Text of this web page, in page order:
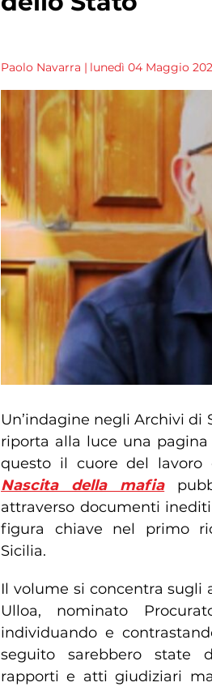
Paolo Navarra | lunedì 04 Maggio
Un’indagine negli Archivi di
riporta alla luce una
questo il cuore del lavoro
Nascita della mafia
attraverso documenti
figura chiave nel primo
Sicilia.
Il volume si concentra sugli
Ulloa, nominato
individuando e
seguito sarebbero state
rapporti e atti giudiziari